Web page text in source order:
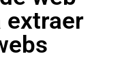
extraer